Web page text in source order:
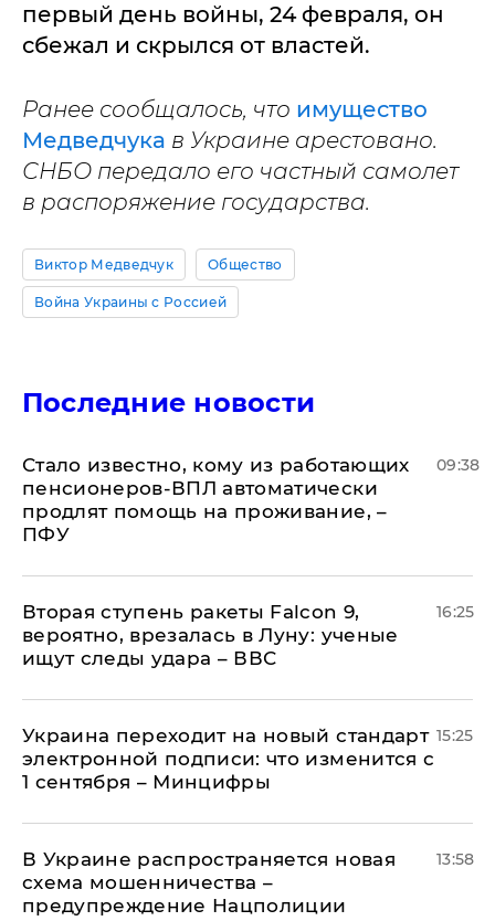
первый день войны, 24 февраля, он
сбежал и скрылся от властей.
Ранее сообщалось, что имущество
Медведчука в Украине арестовано.
СНБО передало его частный самолет
в распоряжение государства.
Виктор Медведчук Общество
Война Украины с Россией
Последние новости
Стало известно, кому из работающих
пенсионеров-ВПЛ автоматически
продлят помощь на проживание, –
ПФУ
09:38
Вторая ступень ракеты Falcon 9,
вероятно, врезалась в Луну: ученые
ищут следы удара – ВВС
16:25
Украина переходит на новый стандарт
электронной подписи: что изменится с
1 сентября – Минцифры
15:25
В Украине распространяется новая
схема мошенничества –
предупреждение Нацполиции
13:58